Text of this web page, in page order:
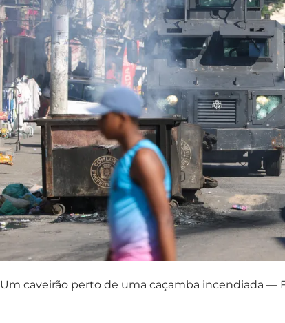
Um caveirão perto de uma caçamba incendiada —